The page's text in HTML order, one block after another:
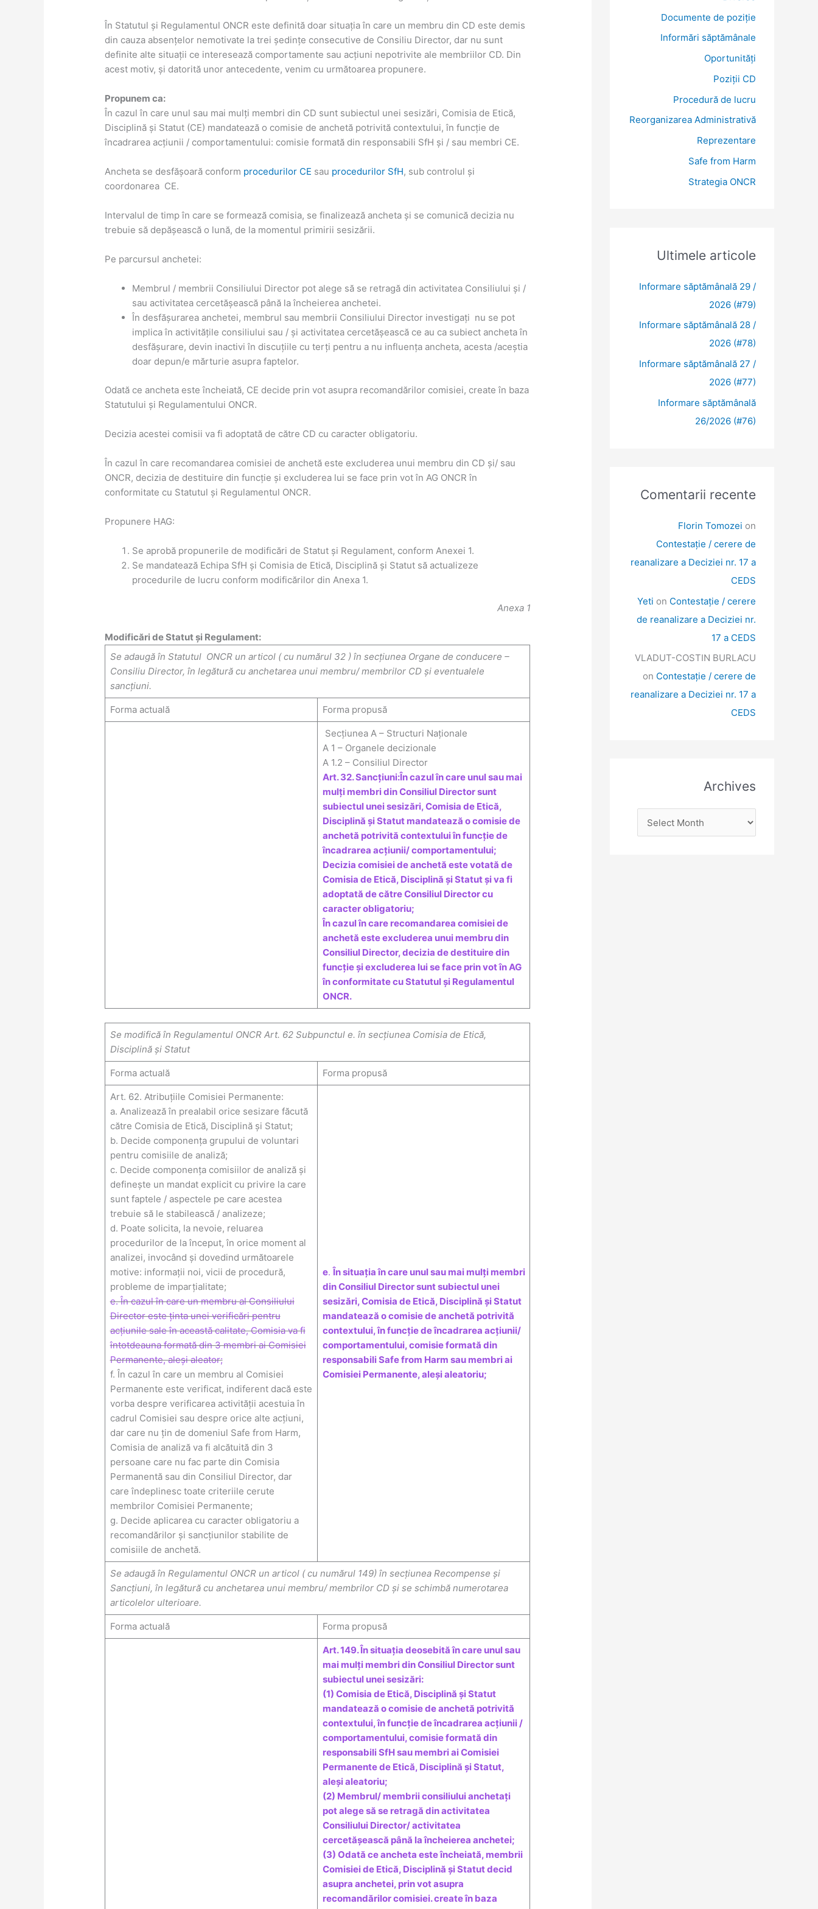
În Statutul și Regulamentul ONCR este definită doar situația în care un membru din CD este demis
din cauza absențelor nemotivate la trei ședințe consecutive de Consiliu Director, dar nu sunt
definite alte situații ce interesează comportamente sau acțiuni nepotrivite ale membriilor CD. Din
acest motiv, și datorită unor antecedente, venim cu următoarea propunere.
Propunem ca:
În cazul în care unul sau mai mulți membri din CD sunt subiectul unei sesizări, Comisia de Etică,
Disciplină și Statut (CE) mandatează o comisie de anchetă potrivită contextului, în funcție de
încadrarea acțiunii / comportamentului: comisie formată din responsabili SfH și / sau membri CE.
Ancheta se desfășoară conform procedurilor CE sau procedurilor SfH, sub controlul și
coordonarea CE.
Intervalul de timp în care se formează comisia, se finalizează ancheta și se comunică decizia nu
trebuie să depășească o lună, de la momentul primirii sesizării.
Pe parcursul anchetei:
Membrul / membrii Consiliului Director pot alege să se retragă din activitatea Consiliului și /
sau activitatea cercetășească până la încheierea anchetei.
În desfășurarea anchetei, membrul sau membrii Consiliului Director investigați nu se pot
implica în activitățile consiliului sau / și activitatea cercetășească ce au ca subiect ancheta în
desfășurare, devin inactivi în discuțiile cu terți pentru a nu influența ancheta, acesta /aceștia
doar depun/e mărturie asupra faptelor.
Odată ce ancheta este încheiată, CE decide prin vot asupra recomandărilor comisiei, create în baza
Statutului și Regulamentului ONCR.
Decizia acestei comisii va fi adoptată de către CD cu caracter obligatoriu.
În cazul în care recomandarea comisiei de anchetă este excluderea unui membru din CD și/ sau
ONCR, decizia de destituire din funcție și excluderea lui se face prin vot în AG ONCR în
conformitate cu Statutul și Regulamentul ONCR.
Propunere HAG:
Se aprobă propunerile de modificări de Statut și Regulament, conform Anexei 1.
Se mandatează Echipa SfH și Comisia de Etică, Disciplină și Statut să actualizeze
procedurile de lucru conform modificărilor din Anexa 1.
Anexa 1
Modificări de Statut și Regulament:
Se adaugă în Statutul ONCR un articol ( cu numărul 32 ) în secțiunea Organe de conducere –
Consiliu Director, în legătură cu anchetarea unui membru/ membrilor CD și eventualele
sancțiuni.
Forma actuală Forma propusă
Secțiunea A – Structuri Naționale
A 1 – Organele decizionale
A 1.2 – Consiliul Director
Art. 32. Sancțiuni:În cazul în care unul sau mai
mulți membri din Consiliul Director sunt
subiectul unei sesizări, Comisia de Etică,
Disciplină și Statut mandatează o comisie de
anchetă potrivită contextului în funcție de
încadrarea acțiunii/ comportamentului;
Decizia comisiei de anchetă este votată de
Comisia de Etică, Disciplină și Statut și va fi
adoptată de către Consiliul Director cu
caracter obligatoriu;
În cazul în care recomandarea comisiei de
anchetă este excluderea unui membru din
Consiliul Director, decizia de destituire din
funcție și excluderea lui se face prin vot în AG
în conformitate cu Statutul și Regulamentul
ONCR.
Se modifică în Regulamentul ONCR Art. 62 Subpunctul e. în secțiunea Comisia de Etică,
Disciplină și Statut
Forma actuală Forma propusă
Art. 62. Atribuțiile Comisiei Permanente:
a. Analizează în prealabil orice sesizare făcută
către Comisia de Etică, Disciplină și Statut;
b. Decide componența grupului de voluntari
pentru comisiile de analiză;
c. Decide componența comisiilor de analiză și
definește un mandat explicit cu privire la care
sunt faptele / aspectele pe care acestea
trebuie să le stabilească / analizeze;
d. Poate solicita, la nevoie, reluarea
procedurilor de la început, în orice moment al
analizei, invocând și dovedind următoarele
motive: informații noi, vicii de procedură,
probleme de imparțialitate;
e. În cazul în care un membru al Consiliului
Director este ținta unei verificări pentru
acțiunile sale în această calitate, Comisia va fi
întotdeauna formată din 3 membri ai Comisiei
Permanente, aleși aleator;
f. În cazul în care un membru al Comisiei
Permanente este verificat, indiferent dacă este
vorba despre verificarea activității acestuia în
cadrul Comisiei sau despre orice alte acțiuni,
dar care nu țin de domeniul Safe from Harm,
Comisia de analiză va fi alcătuită din 3
persoane care nu fac parte din Comisia
Permanentă sau din Consiliul Director, dar
care îndeplinesc toate criteriile cerute
membrilor Comisiei Permanente;
g. Decide aplicarea cu caracter obligatoriu a
recomandărilor și sancțiunilor stabilite de
comisiile de anchetă.
e.În situația în care unul sau mai mulți membri
din Consiliul Director sunt subiectul unei
sesizări, Comisia de Etică, Disciplină și Statut
mandatează o comisie de anchetă potrivită
contextului, în funcție de încadrarea acțiunii/
comportamentului, comisie formată din
responsabili Safe from Harm sau membri ai
Comisiei Permanente, aleși aleatoriu;
Se adaugă în Regulamentul ONCR un articol ( cu numărul 149) în secțiunea Recompense și
Sancțiuni, în legătură cu anchetarea unui membru/ membrilor CD și se schimbă numerotarea
articolelor ulterioare.
Forma actuală Forma propusă
Art. 149. În situația deosebită în care unul sau
mai mulți membri din Consiliul Director sunt
subiectul unei sesizări:
(1) Comisia de Etică, Disciplină și Statut
mandatează o comisie de anchetă potrivită
contextului, în funcție de încadrarea acțiunii /
comportamentului, comisie formată din
responsabili SfH sau membri ai Comisiei
Permanente de Etică, Disciplină și Statut,
aleși aleatoriu;
(2) Membrul/ membrii consiliului anchetați
pot alege să se retragă din activitatea
Consiliului Director/ activitatea
cercetășească până la încheierea anchetei;
(3) Odată ce ancheta este încheiată, membrii
Comisiei de Etică, Disciplină și Statut decid
asupra anchetei, prin vot asupra
recomandărilor comisiei. create în baza
Documente de poziție
Informări săptămânale
Oportunități
Poziții CD
Procedură de lucru
Reorganizarea Administrativă
Reprezentare
Safe from Harm
Strategia ONCR
Ultimele articole
Informare săptămânală 29 /
2026 (#79)
Informare săptămânală 28 /
2026 (#78)
Informare săptămânală 27 /
2026 (#77)
Informare săptămânală
26/2026 (#76)
Comentarii recente
Florin Tomozei on
Contestație / cerere de
reanalizare a Deciziei nr. 17 a
CEDS
Yeti on Contestație / cerere
de reanalizare a Deciziei nr.
17 a CEDS
VLADUT-COSTIN BURLACU
on Contestație / cerere de
reanalizare a Deciziei nr. 17 a
CEDS
Archives